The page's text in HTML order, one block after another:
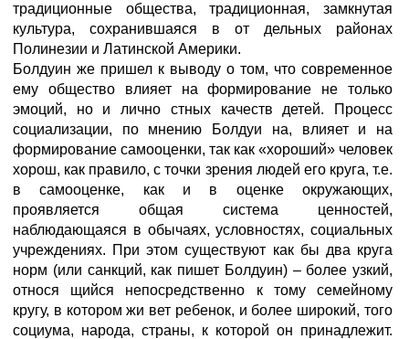
традиционные общества, традиционная, замкнутая
культура, сохранившаяся в от дельных районах
Полинезии и Латинской Америки.
Болдуин же пришел к выводу о том, что современное
ему общество влияет на формирование не только
эмоций, но и лично стных качеств детей. Процесс
социализации, по мнению Болдуи на, влияет и на
формирование самооценки, так как «хороший» человек
хорош, как правило, с точки зрения людей его круга, т.е.
в самооценке, как и в оценке окружающих,
проявляется общая система ценностей,
наблюдающаяся в обычаях, условностях, социальных
учреждениях. При этом существуют как бы два круга
норм (или санкций, как пишет Болдуин) – более узкий,
относя щийся непосредственно к тому семейному
кругу, в котором жи вет ребенок, и более широкий, того
социума, народа, страны, к которой он принадлежит.